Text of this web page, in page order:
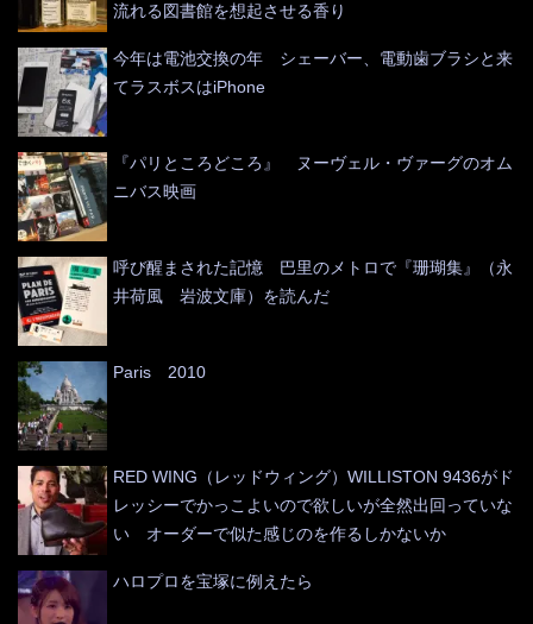
流れる図書館を想起させる香り
今年は電池交換の年 シェーバー、電動歯ブラシと来
てラスボスはiPhone
『パリところどころ』 ヌーヴェル・ヴァーグのオム
ニバス映画
呼び醒まされた記憶 巴里のメトロで『珊瑚集』（永
井荷風 岩波文庫）を読んだ
Paris 2010
RED WING（レッドウィング）WILLISTON 9436がド
レッシーでかっこよいので欲しいが全然出回っていな
い オーダーで似た感じのを作るしかないか
ハロプロを宝塚に例えたら